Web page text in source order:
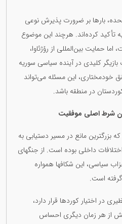
بارها بر ضرورت پذیرش نوعی
تأکید کرده‌اند. هرچند این موضوع
حمایت بین‌المللی از رۆژئاوا،
کلیدی در آینده سیاسی سوریه
خودمختاری، این مسئله می‌تواند
در منطقه باشد.
شرط اصلی موفقیت
بزرگترین مانع در مسیر دستیابی به
داخلی بوده است. از جنگهای
سیاسی، این شکافها همواره
است.
در اختیار کوردها قرار دارد،
از هر زمان دیگری احساس